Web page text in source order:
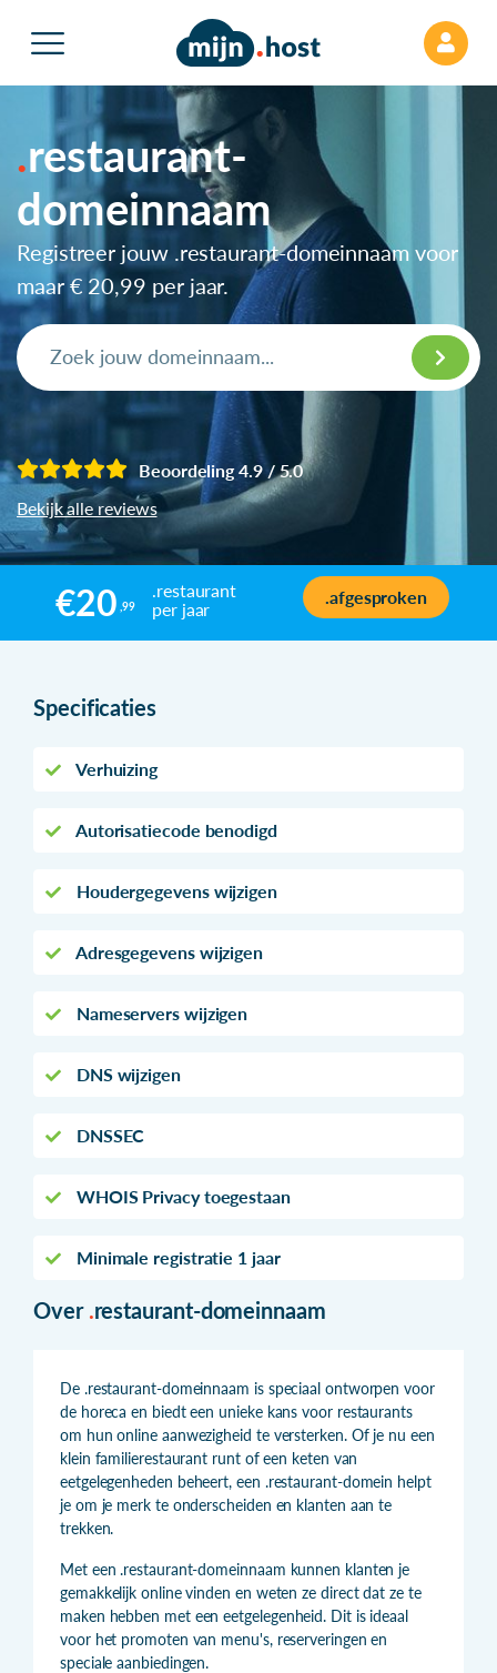
restaurant-
domeinnaam
Registreer jouw .restaurant-domeinnaam voor
maar € 20,99 per jaar.
Beoordeling 4.9 / 5.0
Bekijk alle reviews
€20 ,99
.restaurant
per jaar
.afgesproken
Specificaties
Verhuizing
Autorisatiecode benodigd
Houdergegevens wijzigen
Adresgegevens wijzigen
Nameservers wijzigen
DNS wijzigen
DNSSEC
WHOIS Privacy toegestaan
Minimale registratie 1 jaar
Over .restaurant-domeinnaam
De .restaurant-domeinnaam is speciaal ontworpen voor
de horeca en biedt een unieke kans voor restaurants
om hun online aanwezigheid te versterken. Of je nu een
klein familierestaurant runt of een keten van
eetgelegenheden beheert, een .restaurant-domein helpt
je om je merk te onderscheiden en klanten aan te
trekken.
Met een .restaurant-domeinnaam kunnen klanten je
gemakkelijk online vinden en weten ze direct dat ze te
maken hebben met een eetgelegenheid. Dit is ideaal
voor het promoten van menu's, reserveringen en
speciale aanbiedingen.